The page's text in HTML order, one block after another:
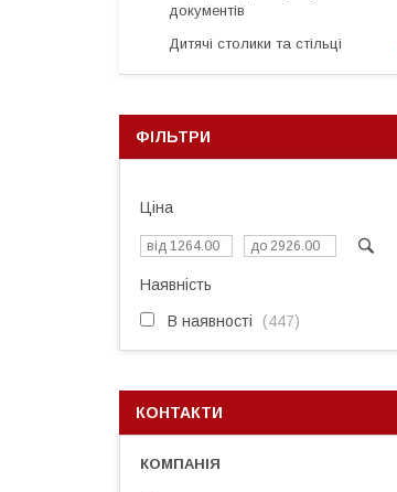
документів
Дитячі столики та стільці
ФІЛЬТРИ
Ціна
Наявність
В наявності 447
КОНТАКТИ